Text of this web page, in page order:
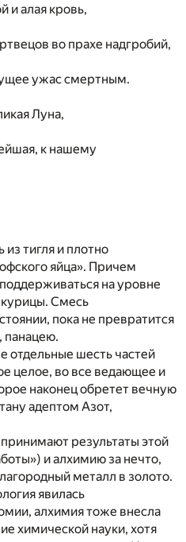
и алая кровь,
во прахе надгробий,
ужас смертным.
Луна,
к нашему
тигля и плотно
яйца». Причем
на уровне
Смесь
пока не превратится
панацею.
отдельные шесть частей
целое, во все ведающее и
наконец обретет вечную
адептом Азот,
результаты этой
и алхимию за нечто,
металл в золото.
явилась
алхимия тоже внесла
химической науки, хотя